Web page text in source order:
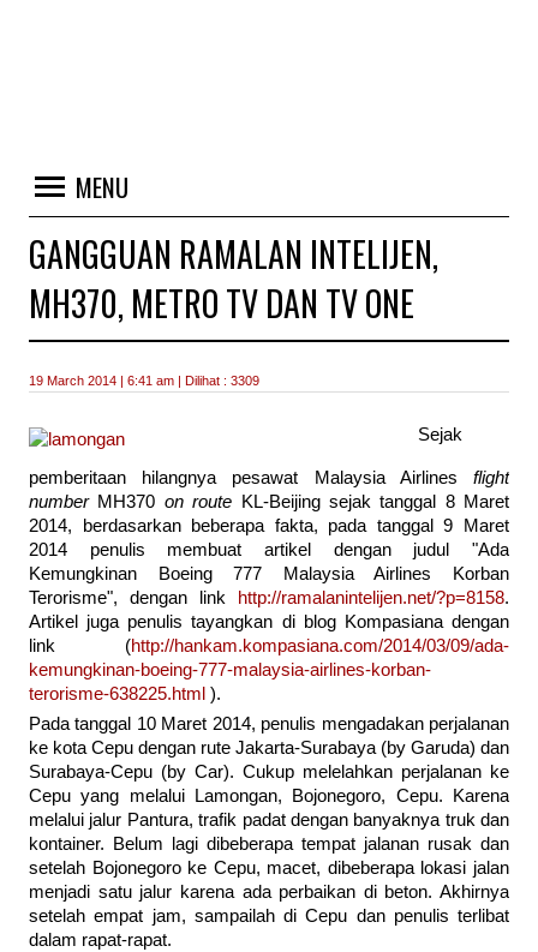
MENU
GANGGUAN RAMALAN INTELIJEN,
MH370, METRO TV DAN TV ONE
19 March 2014 | 6:41 am | Dilihat : 3309
Sejak
pemberitaan hilangnya pesawat Malaysia Airlines flight
numberMH370 on route KL-Beijing sejak tanggal 8 Maret
2014, berdasarkan beberapa fakta, pada tanggal 9 Maret
2014 penulis membuat artikel dengan judul "Ada
Kemungkinan Boeing 777 Malaysia Airlines Korban
Terorisme", dengan link http://ramalanintelijen.net/?p=8158.
Artikel juga penulis tayangkan di blog Kompasiana dengan
link (http://hankam.kompasiana.com/2014/03/09/ada-
kemungkinan-boeing-777-malaysia-airlines-korban-
terorisme-638225.html ).
Pada tanggal 10 Maret 2014, penulis mengadakan perjalanan
ke kota Cepu dengan rute Jakarta-Surabaya (by Garuda) dan
Surabaya-Cepu (by Car). Cukup melelahkan perjalanan ke
Cepu yang melalui Lamongan, Bojonegoro, Cepu. Karena
melalui jalur Pantura, trafik padat dengan banyaknya truk dan
kontainer. Belum lagi dibeberapa tempat jalanan rusak dan
setelah Bojonegoro ke Cepu, macet, dibeberapa lokasi jalan
menjadi satu jalur karena ada perbaikan di beton. Akhirnya
setelah empat jam, sampailah di Cepu dan penulis terlibat
dalam rapat-rapat.